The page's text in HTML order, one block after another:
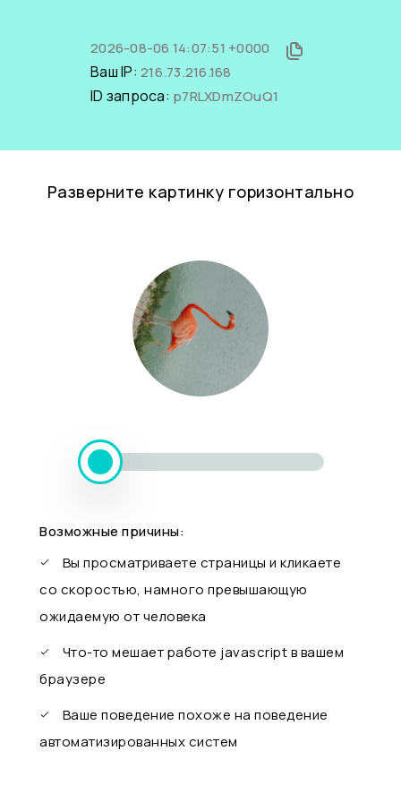
2026-08-06 14:07:51 +0000
Ваш IP: 216.73.216.168
ID запроса: p7RLXDmZOuQ1
Разверните картинку горизонтально
Возможные причины:
Вы просматриваете страницы и кликаете
со скоростью, намного превышающую
ожидаемую от человека
Что-то мешает работе javascript в вашем
браузере
Ваше поведение похоже на поведение
автоматизированных систем